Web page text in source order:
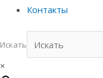
Контакты
Искать
×